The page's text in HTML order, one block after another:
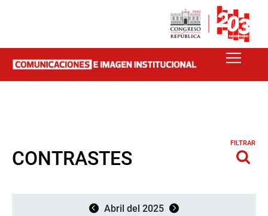
CONTRASTES
FILTRAR
Abril del 2025